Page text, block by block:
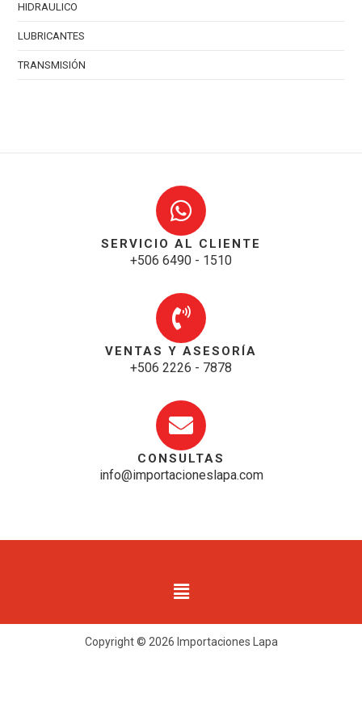
HIDRAULICO
LUBRICANTES
TRANSMISIÓN
SERVICIO AL CLIENTE
+506 6490 - 1510
VENTAS Y ASESORÍA
+506 2226 - 7878
CONSULTAS
info@importacioneslapa.com
Copyright © 2026 Importaciones Lapa